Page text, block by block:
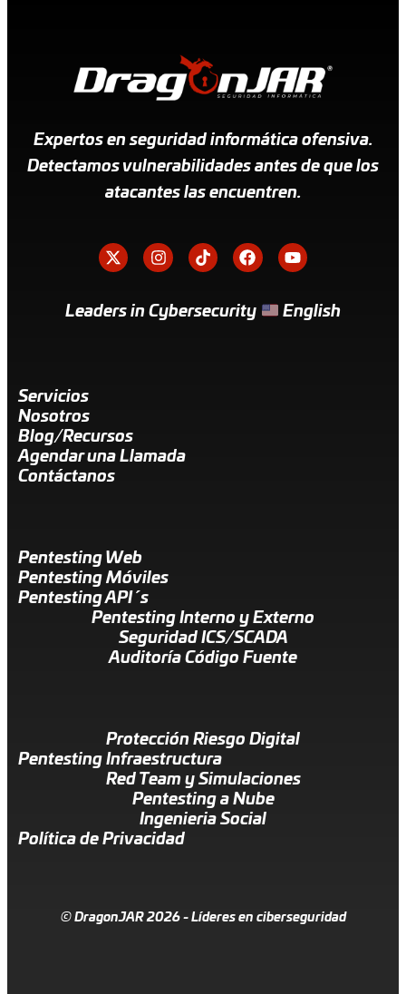
Expertos en seguridad informática ofensiva.
Detectamos vulnerabilidades antes de que los
atacantes las encuentren.
Leaders in Cybersecurity English
Servicios
Nosotros
Blog/Recursos
Agendar una Llamada
Contáctanos
Pentesting Web
Pentesting Móviles
Pentesting API´s
Pentesting Interno y Externo
Seguridad ICS/SCADA
Auditoría Código Fuente
Protección Riesgo Digital
Pentesting Infraestructura
Red Team y Simulaciones
Pentesting a Nube
Ingenieria Social
Política de Privacidad
© DragonJAR 2026 - Líderes en ciberseguridad